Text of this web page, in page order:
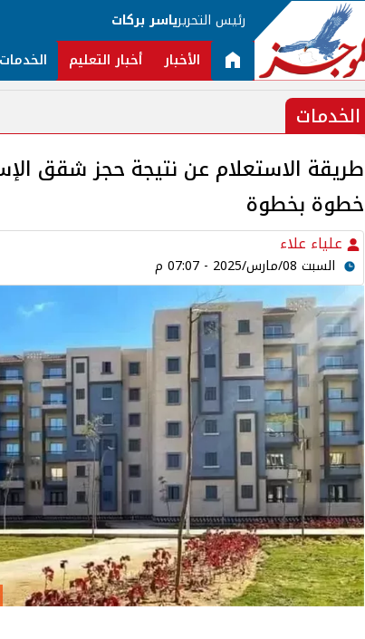
رئيس التحريرياسر بركات
الأخبار أخبار التعليم الخدمات
الخدمات
خطوة بخطوة
علياء علاء
السبت 08/مارس/2025 - 07:07 م